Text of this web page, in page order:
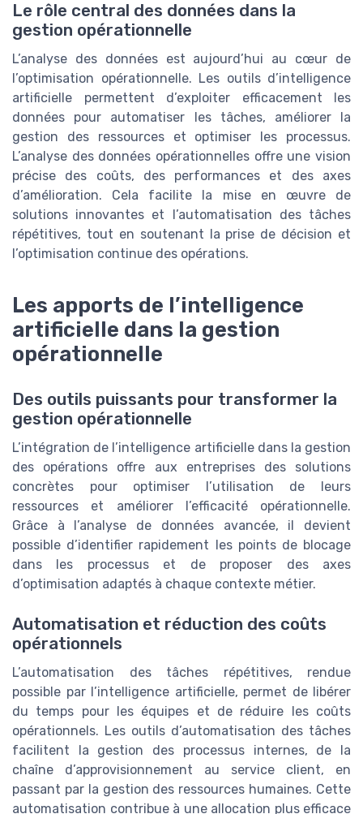
Le rôle central des données dans la
gestion opérationnelle
L’analyse des données est aujourd’hui au cœur de
l’optimisation opérationnelle. Les outils d’intelligence
artificielle permettent d’exploiter efficacement les
données pour automatiser les tâches, améliorer la
gestion des ressources et optimiser les processus.
L’analyse des données opérationnelles offre une vision
précise des coûts, des performances et des axes
d’amélioration. Cela facilite la mise en œuvre de
solutions innovantes et l’automatisation des tâches
répétitives, tout en soutenant la prise de décision et
l’optimisation continue des opérations.
Les apports de l’intelligence
artificielle dans la gestion
opérationnelle
Des outils puissants pour transformer la
gestion opérationnelle
L’intégration de l’intelligence artificielle dans la gestion
des opérations offre aux entreprises des solutions
concrètes pour optimiser l’utilisation de leurs
ressources et améliorer l’efficacité opérationnelle.
Grâce à l’analyse de données avancée, il devient
possible d’identifier rapidement les points de blocage
dans les processus et de proposer des axes
d’optimisation adaptés à chaque contexte métier.
Automatisation et réduction des coûts
opérationnels
L’automatisation des tâches répétitives, rendue
possible par l’intelligence artificielle, permet de libérer
du temps pour les équipes et de réduire les coûts
opérationnels. Les outils d’automatisation des tâches
facilitent la gestion des processus internes, de la
chaîne d’approvisionnement au service client, en
passant par la gestion des ressources humaines. Cette
automatisation contribue à une allocation plus efficace